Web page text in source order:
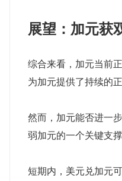
展望：加元获
综合来看，加元当前
为加元提供了持续的
然而，加元能否进一
弱加元的一个关键支
短期内，美元兑加元